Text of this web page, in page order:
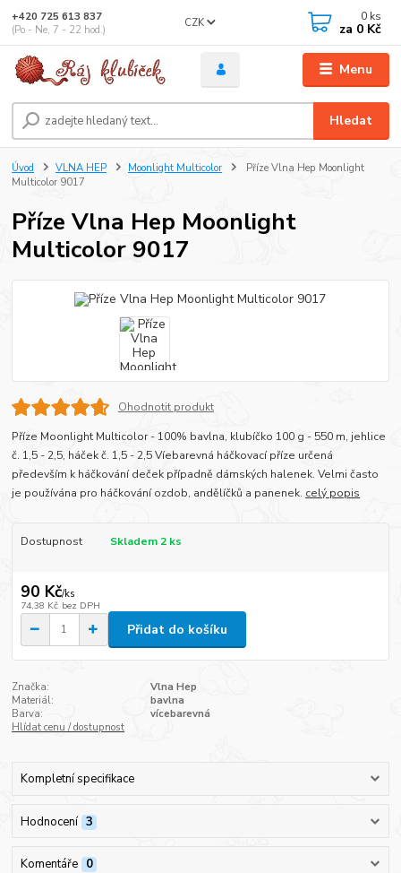
Menu
CZK
Hledat
+420 725 613 837
(Po - Ne, 7 - 22 hod.)
0 ks
za 0 Kč
Úvod VLNA HEP Moonlight Multicolor
Příze Vlna Hep Moonlight
Multicolor 9017
Příze Vlna Hep Moonlight
Multicolor 9017
Ohodnotit produkt
Příze Moonlight Multicolor - 100% bavlna, klubíčko 100 g - 550 m, jehlice
č. 1,5 - 2,5, háček č. 1,5 - 2,5 Víebarevná háčkovací příze určená
především k háčkování deček případně dámských halenek. Velmi často
je používána pro háčkování ozdob, andělíčků a panenek. celý popis
Dostupnost Skladem 2 ks
90 Kč/ks
74,38 Kč bez DPH
Přidat do košíku
Značka:
Vlna Hep
Materiál:
bavlna
Barva:
vícebarevná
Hlídat cenu / dostupnost
Kompletní specifikace
Hodnocení 3
Komentáře 0